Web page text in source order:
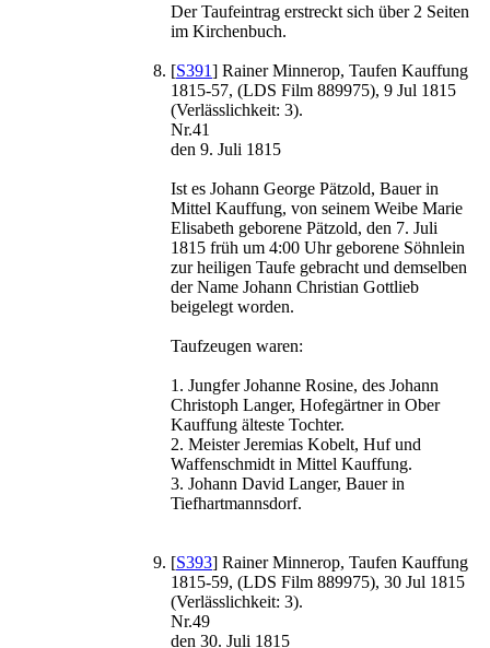
Der Taufeintrag erstreckt sich über 2 Seiten
im Kirchenbuch.
[S391] Rainer Minnerop, Taufen Kauffung
1815-57, (LDS Film 889975), 9 Jul 1815
(Verlässlichkeit: 3).
Nr.41
den 9. Juli 1815
Ist es Johann George Pätzold, Bauer in
Mittel Kauffung, von seinem Weibe Marie
Elisabeth geborene Pätzold, den 7. Juli
1815 früh um 4:00 Uhr geborene Söhnlein
zur heiligen Taufe gebracht und demselben
der Name Johann Christian Gottlieb
beigelegt worden.
Taufzeugen waren:
1. Jungfer Johanne Rosine, des Johann
Christoph Langer, Hofegärtner in Ober
Kauffung älteste Tochter.
2. Meister Jeremias Kobelt, Huf und
Waffenschmidt in Mittel Kauffung.
3. Johann David Langer, Bauer in
Tiefhartmannsdorf.
[S393] Rainer Minnerop, Taufen Kauffung
1815-59, (LDS Film 889975), 30 Jul 1815
(Verlässlichkeit: 3).
Nr.49
den 30. Juli 1815